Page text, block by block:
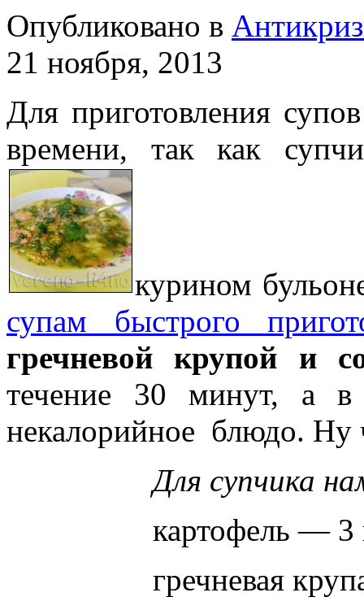
Опубликовано в
21 ноября, 2013
Для приготовления
времени, так как
курином
супам быстрого
гречневой крупой и
течение 30 минут, а в
некалорийное блюдо. Ну
Для супчика
картофель —
гречневая